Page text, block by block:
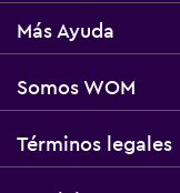
Más Ayuda
Somos WOM
Términos legales